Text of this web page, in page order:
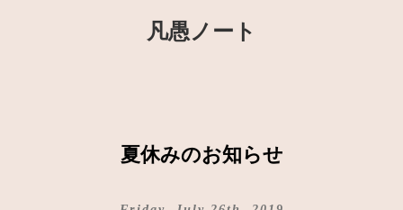
凡愚ノート
夏休みのお知らせ